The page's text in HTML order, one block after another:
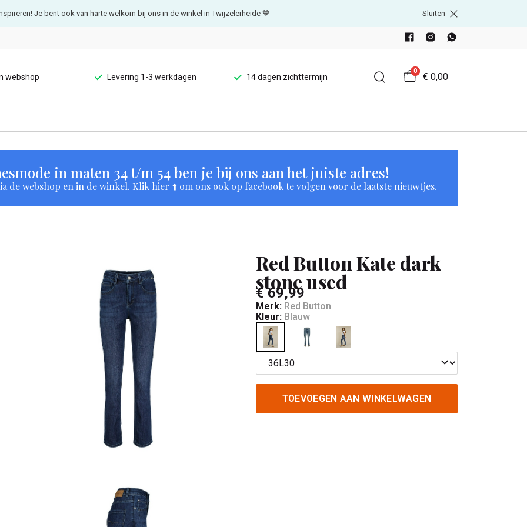
Je bent ook van harte welkom bij ons in de winkel in Twijzelerheide 💙 Sluiten
webshop Levering 1-3 werkdagen 14 dagen zichttermijn
0
€ 0,00
in maten 34 t/m 54 ben je bij ons aan het juiste adres!
de webshop en in de winkel. Klik hier ⬆️ om ons ook op facebook te volgen voor de laatste nieuwtjes.
Red Button Kate dark
stone used
€ 69,99
Merk: Red Button
Kleur: Blauw
TOEVOEGEN AAN WINKELWAGEN